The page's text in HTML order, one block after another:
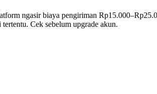
ngasir biaya pengiriman
Cek sebelum upgrade akun.